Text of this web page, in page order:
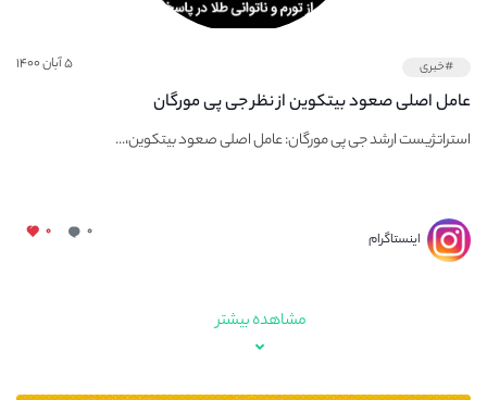
#خبری ۵ آبان ۱۴۰۰
عامل اصلی صعود بیتکوین از نظر جی پی مورگان
استراتژیست ارشد جی پی مورگان: عامل اصلی صعود بیتکوین،...
اینستاگرام ۰ ۰
مشاهده بیشتر